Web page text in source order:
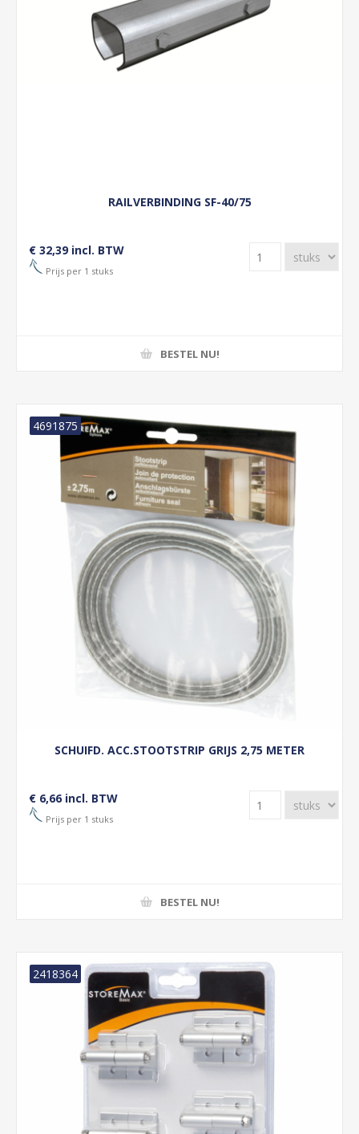
RAILVERBINDING SF-40/75
€ 32,39 incl. BTW
Prijs per 1 stuks
BESTEL NU!
SCHUIFD. ACC.STOOTSTRIP GRIJS 2,75 METER
4691875
€ 6,66 incl. BTW
Prijs per 1 stuks
BESTEL NU!
2418364